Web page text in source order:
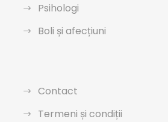
Psihologi
Boli și afecțiuni
Contact
Termeni și condiții